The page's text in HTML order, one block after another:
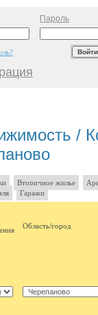
Пароль
/
Вторичное жилье
Гаражи
Область/город